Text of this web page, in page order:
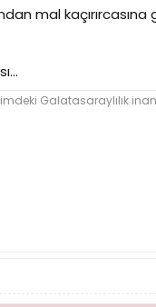
mal
Galatasaraylılık